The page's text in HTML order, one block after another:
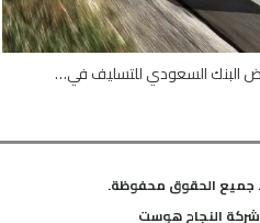
شركة النجاح هوست